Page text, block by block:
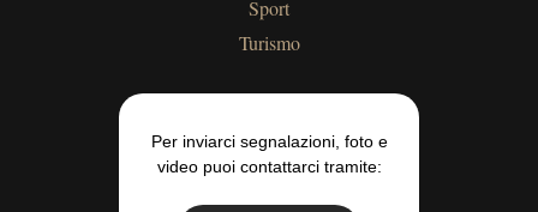
Sport
Turismo
Per inviarci segnalazioni, foto e
video puoi contattarci tramite: